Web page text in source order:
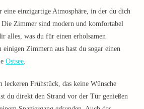
eine einzigartige Atmosphäre, in der du dich
Zimmer sind modern und komfortabel
alles, was du für einen erholsamen
Zimmern aus hast du sogar einen
Ostsee.
leckeren Frühstück, das keine Wünsche
du direkt den Strand vor der Tür genießen